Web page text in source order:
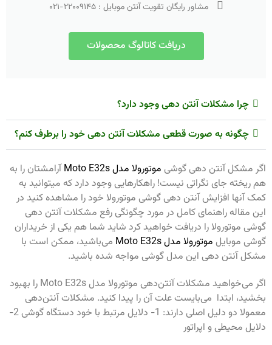
مشاور رایگان تقویت آنتن موبایل :۲۲۰۰۹۱۴۵-۰۲۱
دریافت کاتالوگ محصولات
چرا مشکلات آنتن دهی وجود دارد؟
چگونه به صورت قطعی مشکلات آنتن دهی خود را برطرف کنم؟
اگر مشکل آنتن دهی گوشی موتورولا مدل Moto E32s
آرامشتان را به
هم ریخته جای نگراتی نیست! راهکارهایی وجود دارد که میتوانید به
کمک آنها افزایش آنتن دهی گوشی موتورولا خود را مشاهده کنید در
این مقاله راهنمای کامل در مورد چگونگی رفع مشکلات آنتن دهی
گوشی موتورولا را دریافت خواهید کرد شاید شما هم یکی از خریداران
گوشی موبایل موتورولا مدل Moto E32s
می‌باشید، ممکن است با
مشکل آنتن دهی این مدل گوشی مواجه شده باشید.
اگر می‌خواهید مشکلات آنتن‌دهی موتورولا مدل Moto E32s را بهبود
بخشید، ابتدا می‌بایست علت آن را پیدا کنید. مشکلات آنتن‌دهی
معمولا دو دلیل اصلی دارند: 1- دلایل مرتبط با خود دستگاه گوشی 2-
دلایل محیطی و اپراتور